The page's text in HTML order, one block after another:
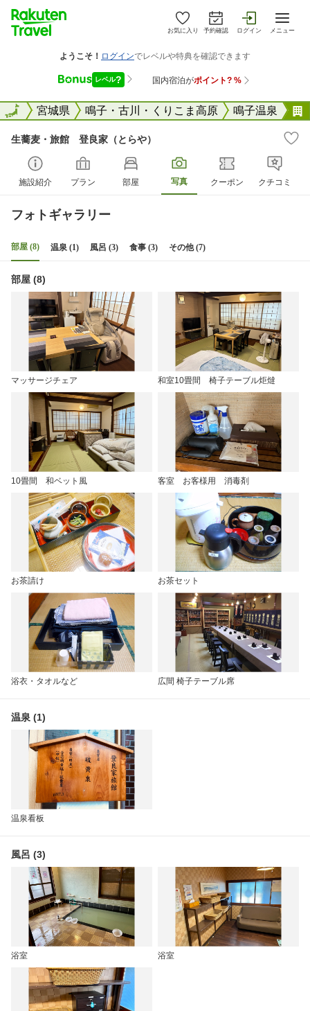
お気に入り 予約確認 ログイン メニュー
全国宮城県 鳴子・古川・くりこま高原 鳴子温泉
全国
生蕎麦・旅館 登良家（とらや）
施設紹介 プラン 部屋 写真 クーポン クチコミ
フォトギャラリー
部屋 (8) 温泉 (1) 風呂 (3) 食事 (3) その他 (7)
部屋 (8)
マッサージチェア 和室10畳間 椅子テーブル炬燵
10畳間 和ベット風 客室 お客様用 消毒剤
お茶請け お茶セット
浴衣・タオルなど 広間 椅子テーブル席
温泉 (1)
温泉看板
風呂 (3)
浴室 浴室